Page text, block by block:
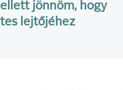
jönnöm, hogy
lejtőjéhez